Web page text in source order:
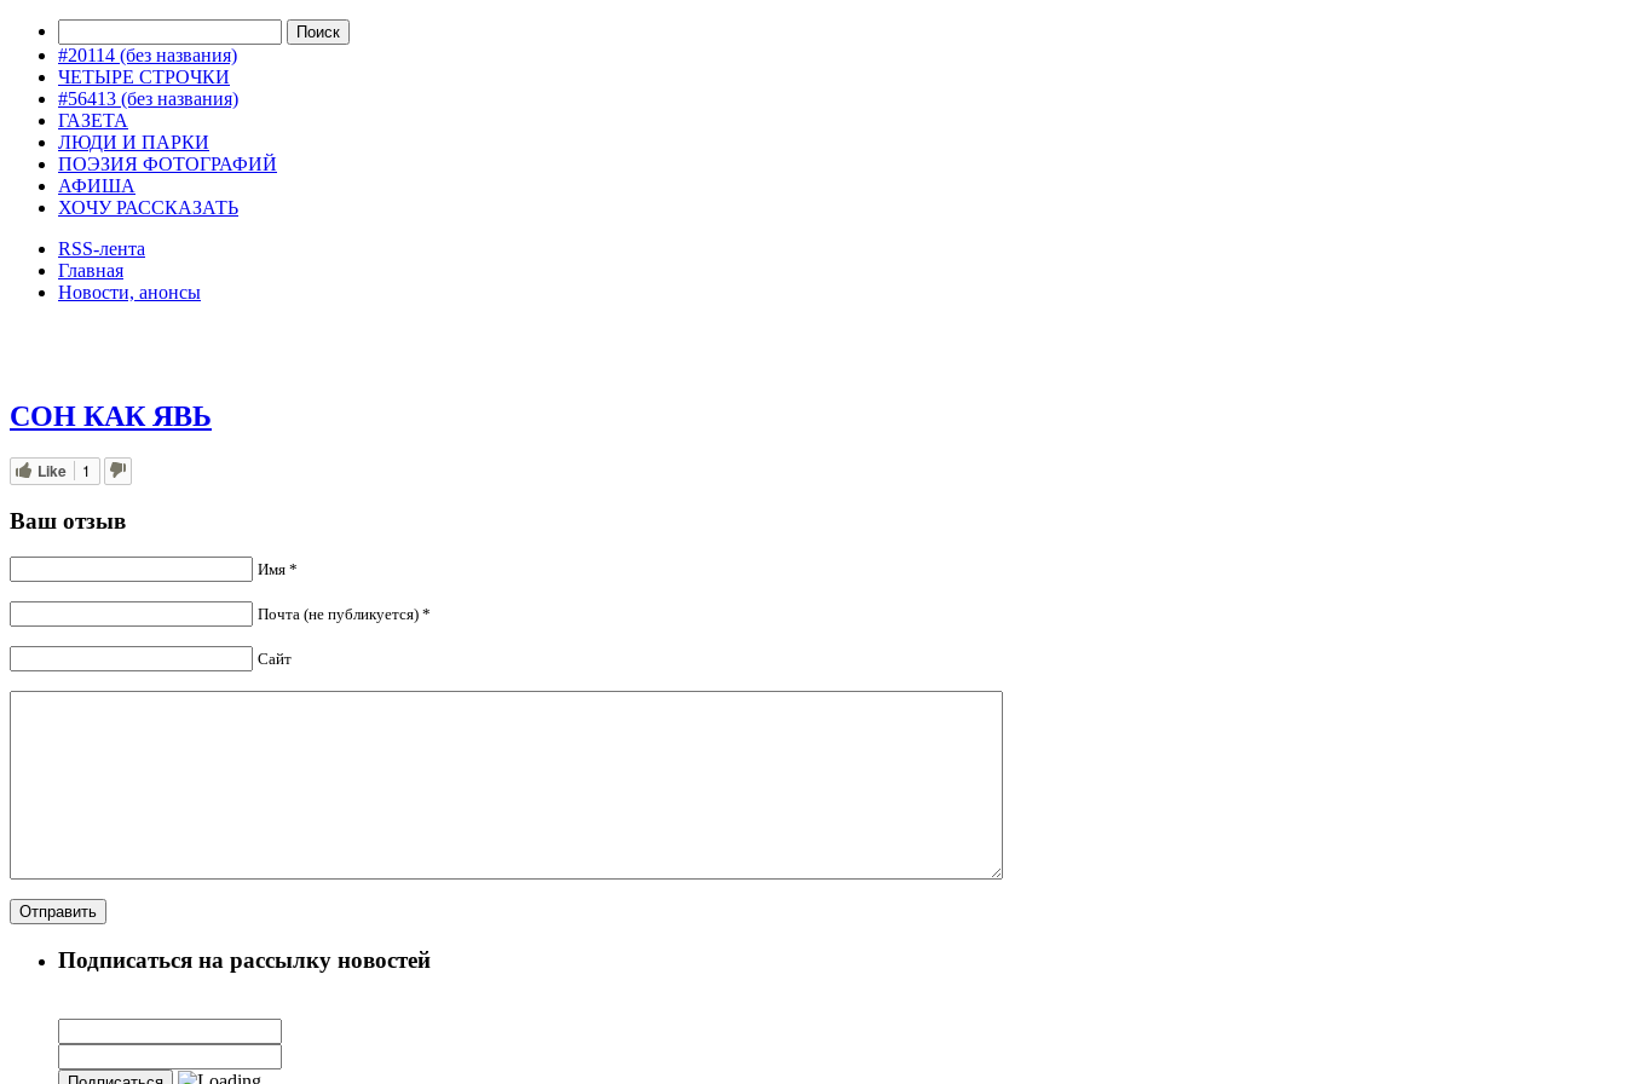
#20114 (без названия)
ЧЕТЫРЕ СТРОЧКИ
#56413 (без названия)
ГАЗЕТА
ЛЮДИ И ПАРКИ
ПОЭЗИЯ ФОТОГРАФИЙ
АФИША
ХОЧУ РАССКАЗАТЬ
RSS-лента
Главная
Новости, анонсы
СОН КАК ЯВЬ
Like 1
Ваш отзыв
Имя *
Почта (не публикуется) *
Сайт
Подписаться на рассылку новостей